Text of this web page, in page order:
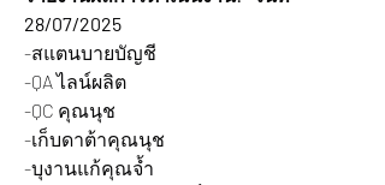
28/07/2025
-สแตนบายบัญชี
-QA ไลน์ผลิต
-QC คุณนุช
-เก็บดาต้าคุณนุช
-บุงานแก้คุณจ้ำ